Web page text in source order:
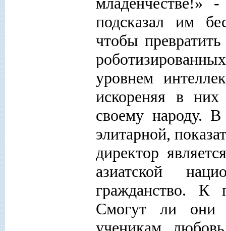
подсказал им
чтобы
уровнем
искореняя в них
своему народу.
элитарной,
директор
азиатской
гражданство. К
Смогут ли они